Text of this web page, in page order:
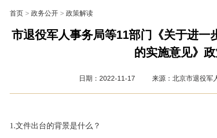
首页 > 政务公开 > 政策解读
市退役军人事务局等11部门《关于进
的实施意见》
日期：2022-11-17 来源：北京市退役军
1.文件出台的背景是什么？